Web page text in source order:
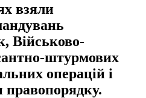
взяли
Військово-
штурмових
операцій і
правопорядку.